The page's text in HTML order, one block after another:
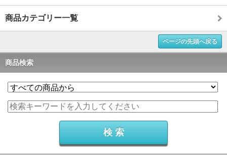
商品カテゴリー一覧
ページの先頭へ戻る
商品検索